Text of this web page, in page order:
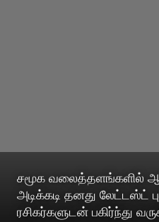
சமூக வலைத்தளங்களில்
அடிக்கடி தனது லேட்டஸ்ட்
ரசிகர்களுடன் பகிர்ந்து